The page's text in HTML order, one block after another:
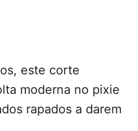
este corte
moderna no pixie
rapados a darem